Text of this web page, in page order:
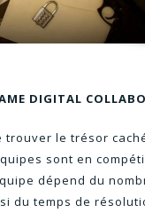
DIGITAL
trouver le trésor
sont en
dépend du
du temps de